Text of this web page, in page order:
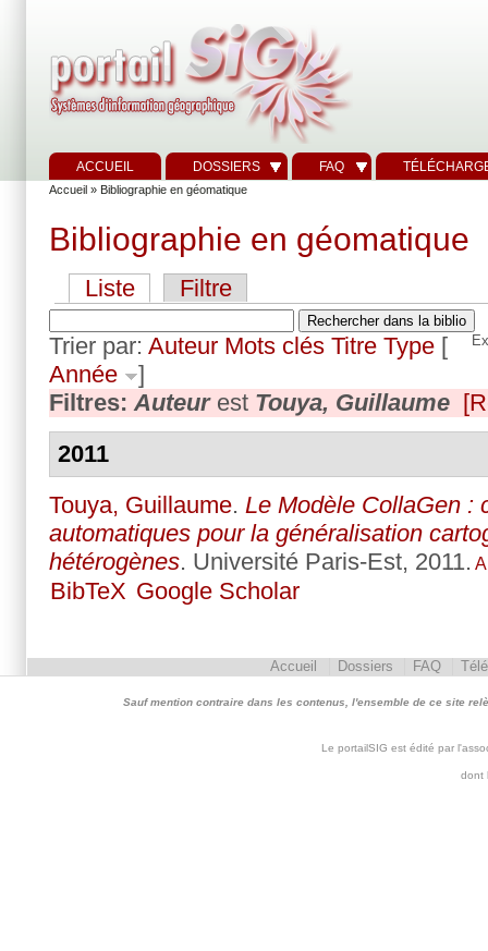
ACCUEIL DOSSIERS FAQ
Accueil » Bibliographie en géomatique
Bibliographie en géomatique
Liste Filtre
Trier par: Auteur Mots clés Titre Type [
Année
]
Filtres:Auteurest Touya, Guillaume
2011
Touya, Guillaume. Le Modèle CollaGen :
automatiques pour la généralisation
hétérogènes. Université Paris-Est, 2011.
BibTeX Google Scholar
Accueil Dossiers FAQ
Sauf mention contraire dans les contenus, l'ensemble de ce site
Le portailSIG est édité par
dont